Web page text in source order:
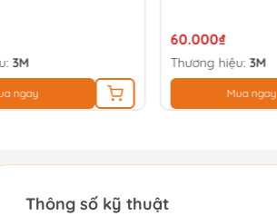
3M
ngay
60.000₫
Thương hiệu: 3M
Mua ngay
Thông số kỹ thuật